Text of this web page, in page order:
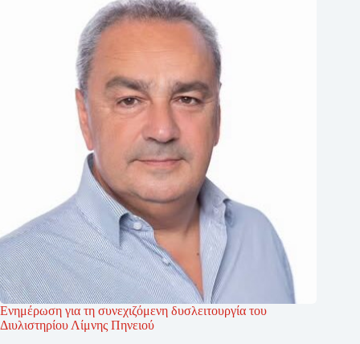
Ενημέρωση για τη συνεχιζόμενη δυσλειτουργία του
Διυλιστηρίου Λίμνης Πηνειού